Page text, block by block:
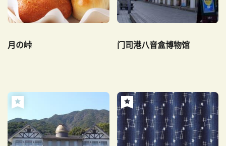
月の峠 门司港八音盒博物馆